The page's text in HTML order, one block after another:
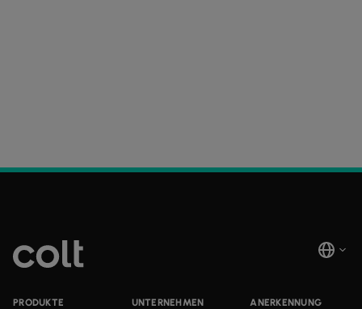
PRODUKTE
UNTERNEHMEN
ANERKENNUNG